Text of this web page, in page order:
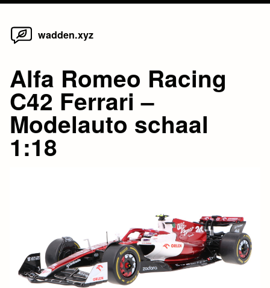
Skip
wadden.xyz
Alfa Romeo Racing
C42 Ferrari –
Modelauto schaal
1:18